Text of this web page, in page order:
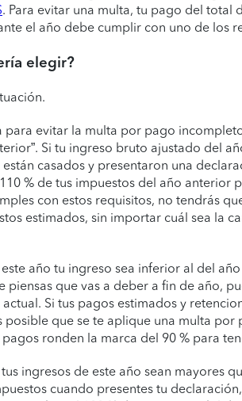
. Para evitar una multa, tu pago del total
el año debe cumplir con uno de los
elegir?
para evitar la multa por pago
Si tu ingreso bruto ajustado del
casados y presentaron una
% de tus impuestos del año anterior
con estos requisitos, no tendrás
estimados, sin importar cuál sea la
año tu ingreso sea inferior al del
piensas que vas a deber a fin de año,
Si tus pagos estimados y
posible que se te aplique una multa
ronden la marca del 90 % para
ingresos de este año sean mayores
cuando presentes tu